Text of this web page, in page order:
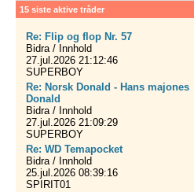
15 siste aktive tråder
Re: Flip og flop Nr. 57
Bidra / Innhold
27.jul.2026 21:12:46
SUPERBOY
Re: Norsk Donald - Hans majones
Donald
Bidra / Innhold
27.jul.2026 21:09:29
SUPERBOY
Re: WD Temapocket
Bidra / Innhold
25.jul.2026 08:39:16
SPIRIT01